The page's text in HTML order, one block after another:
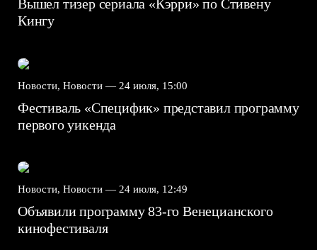
Вышел тизер сериала «Кэрри» по Стивену
Кингу
Новости, Новости — 24 июля, 15:00
Фестиваль «Специфик» представил программу
первого уикенда
Новости, Новости — 24 июля, 12:49
Объявили программу 83-го Венецианского
кинофестиваля